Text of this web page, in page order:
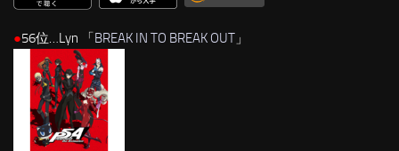
●56位…Lyn 「BREAK IN TO BREAK OUT 」